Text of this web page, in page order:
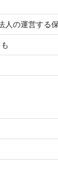
の運営する